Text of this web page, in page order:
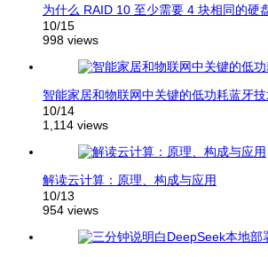
为什么 RAID 10 至少需要 4 块相同的硬
10/15
998 views
智能家居和物联网中关键的低功耗蓝牙
10/14
1,114 views
解读云计算：原理、构成与应用
10/13
954 views